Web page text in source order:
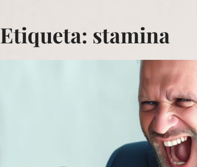
Etiqueta: stamina